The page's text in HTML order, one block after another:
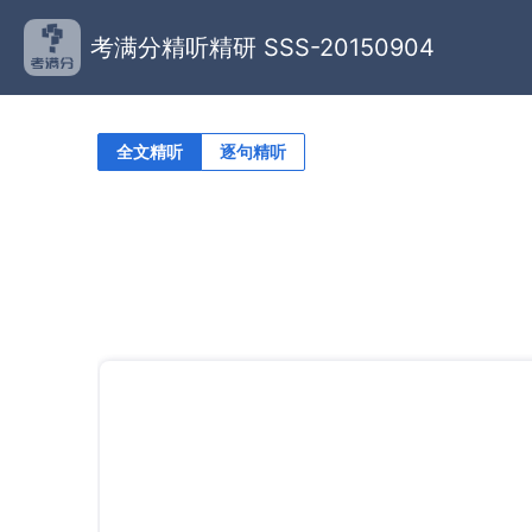
考满分精听精研 SSS-20150904
全文精听 逐句精听